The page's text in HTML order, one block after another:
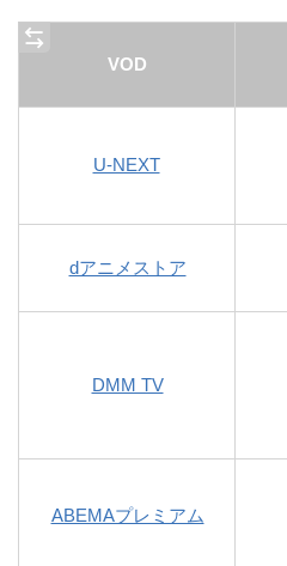
VOD
U-NEXT
dアニメストア
DMM TV
ABEMAプレミアム